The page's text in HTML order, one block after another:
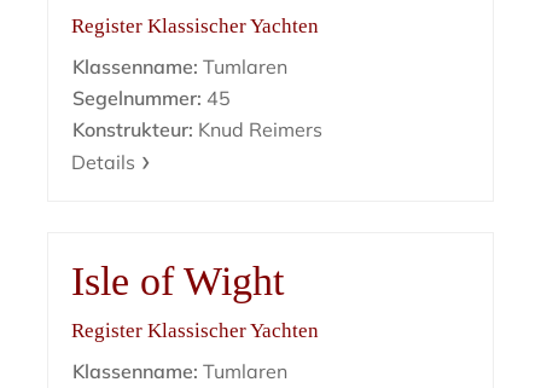
Register Klassischer Yachten
Klassenname: Tumlaren
Segelnummer: 45
Konstrukteur: Knud Reimers
Details
Isle of Wight
Register Klassischer Yachten
Klassenname: Tumlaren